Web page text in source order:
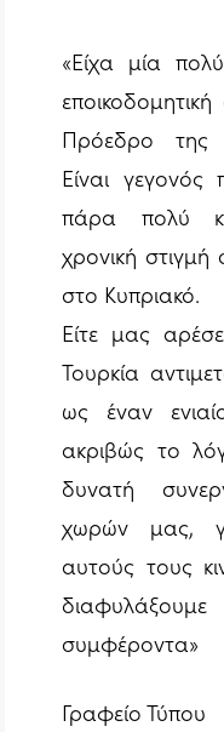
«Είχα μία
Πρόεδρο της
Είναι
πάρα πολύ
χρονική στιγμή
στο Κυπριακό.
Είτε μας
Τουρκία
ως έναν
ακριβώς το
δυνατή
χωρών μας,
αυτούς τους
συμφέροντα»
Γραφείο Τύπου